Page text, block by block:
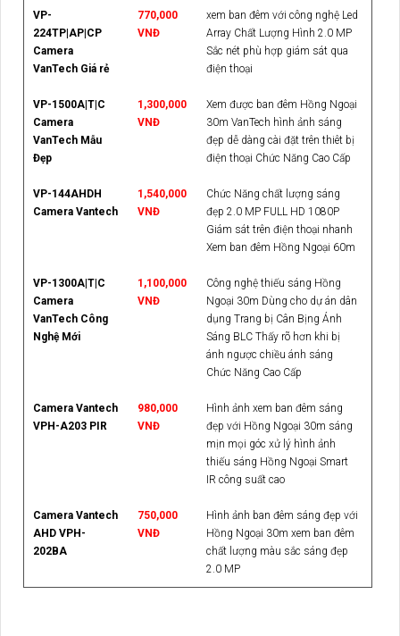
VP-
224TP|AP|CP
Camera
VanTech Giá rẻ
770,000
VNĐ
xem ban đêm với công nghệ Led
Array Chất Lượng Hình 2.0 MP
Sắc nét phù hợp giám sát qua
điện thoại
VP-1500A|T|C
Camera
VanTech Mẫu
Đẹp
1,300,000
VNĐ
Xem được ban đêm Hồng Ngoại
30m VanTech hình ảnh sáng
đẹp dễ dàng cài đặt trên thiêt bị
điện thoại Chức Năng Cao Cấp
VP-144AHDH
Camera Vantech
1,540,000
VNĐ
Chức Năng chất lượng sáng
đẹp 2.0 MP FULL HD 1080P
Giám sát trên điện thoại nhanh
Xem ban đêm Hồng Ngoại 60m
VP-1300A|T|C
Camera
VanTech Công
Nghệ Mới
1,100,000
VNĐ
Công nghệ thiếu sáng Hồng
Ngoại 30m Dùng cho dự án dân
dụng Trang bị Cân Bịng Ánh
Sáng BLC Thấy rõ hơn khi bị
ánh ngược chiều ánh sáng
Chức Năng Cao Cấp
Camera Vantech
VPH-A203 PIR
980,000
VNĐ
Hình ảnh xem ban đêm sáng
đẹp với Hồng Ngoại 30m sáng
mịn mọi góc xử lý hình ảnh
thiếu sáng Hồng Ngoại Smart
IR công suất cao
Camera Vantech
AHD VPH-
202BA
750,000
VNĐ
Hình ảnh ban đêm sáng đẹp với
Hồng Ngoại 30m xem ban đêm
chất lượng màu sắc sáng đẹp
2.0 MP